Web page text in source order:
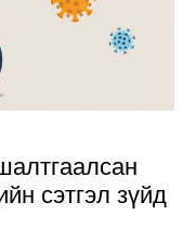
сэтгэл зүйд